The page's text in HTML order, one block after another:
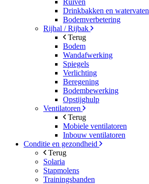
Ruiven
Drinkbakken en watervaten
Bodemverbetering
Rijhal / Rijbak
Terug
Bodem
Wandafwerking
Spiegels
Verlichting
Beregening
Bodembewerking
Opstijghulp
Ventilatoren
Terug
Mobiele ventilatoren
Inbouw ventilatoren
Conditie en gezondheid
Terug
Solaria
Stapmolens
Trainingsbanden